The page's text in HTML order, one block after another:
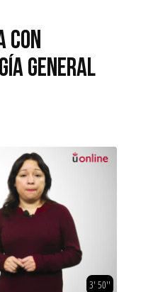
CON
GENERAL
3' 50''